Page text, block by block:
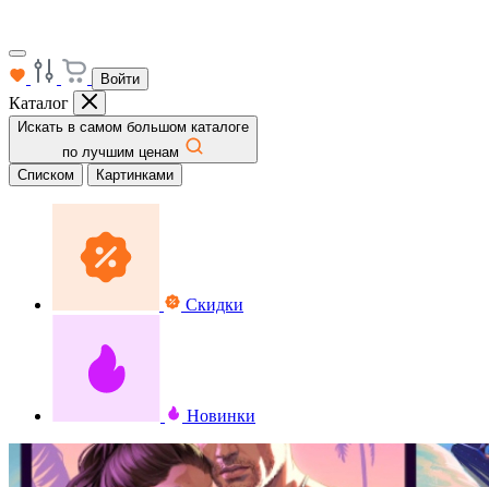
Войти
Каталог
Искать в самом большом каталоге
по лучшим ценам
Списком
Картинками
Скидки
Новинки